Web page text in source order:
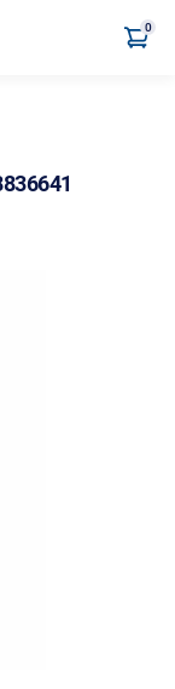
0